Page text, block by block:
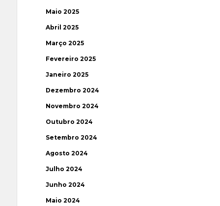
Maio 2025
Abril 2025
Março 2025
Fevereiro 2025
Janeiro 2025
Dezembro 2024
Novembro 2024
Outubro 2024
Setembro 2024
Agosto 2024
Julho 2024
Junho 2024
Maio 2024